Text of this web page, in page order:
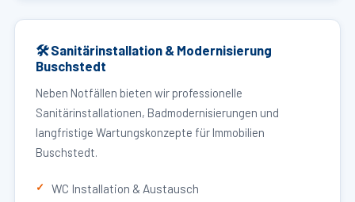
🛠 Sanitärinstallation & Modernisierung
Buschstedt
Neben Notfällen bieten wir professionelle
Sanitärinstallationen, Badmodernisierungen und
langfristige Wartungskonzepte für Immobilien
Buschstedt.
WC Installation & Austausch